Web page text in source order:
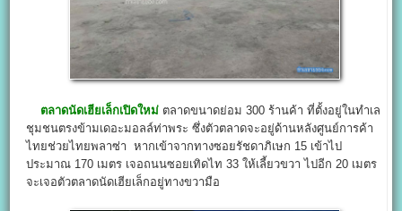
ตลาดนัดเฮียเล็กเปิดใหม่ ตลาดขนาดย่อม 300 ร้านค้า ที่ตั้งอยู่ในทำเล
ชุมชนตรงข้ามเดอะมอลล์ท่าพระ ซึ่งตัวตลาดจะอยู่ด้านหลังศูนย์การค้า
ไทยช่วยไทยพลาซ่า หากเข้าจากทางซอยรัชดาภิเษก 15 เข้าไป
ประมาณ 170 เมตร เจอถนนซอยเทิดไท 33 ให้เลี้ยวขวา ไปอีก 20 เมตร
จะเจอตัวตลาดนัดเฮียเล็กอยู่ทางขวามือ